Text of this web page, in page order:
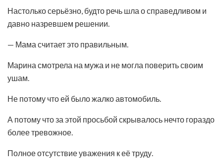
Настолько серьёзно, будто речь шла о справедливом и
давно назревшем решении.
— Мама считает это правильным.
Марина смотрела на мужа и не могла поверить своим
ушам.
Не потому что ей было жалко автомобиль.
А потому что за этой просьбой скрывалось нечто гораздо
более тревожное.
Полное отсутствие уважения к её труду.